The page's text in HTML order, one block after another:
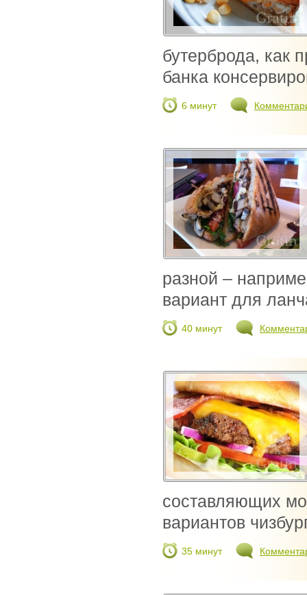
бутерброда, как
банка
6 минут
разной –
вариант для
40 минут
составляющих
вариантов
35 минут